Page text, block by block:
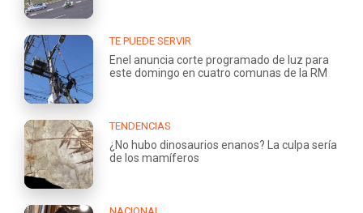
TE PUEDE SERVIR
Enel anuncia corte programado de luz para
este domingo en cuatro comunas de la RM
TENDENCIAS
¿No hubo dinosaurios enanos? La culpa sería
de los mamíferos